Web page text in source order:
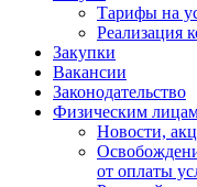
Тарифы на
Реализация
Закупки
Вакансии
Законодательство
Физическим
Новости,
от оплаты